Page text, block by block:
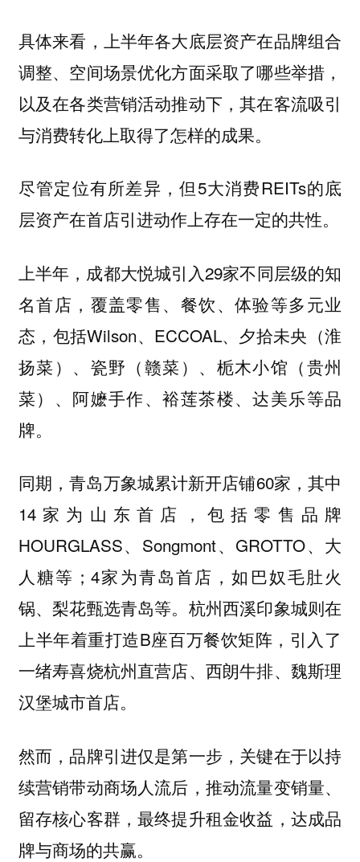
具体来看，上半年各大底层资产在品牌组合
调整、空间场景优化方面采取了哪些举措，
以及在各类营销活动推动下，其在客流吸引
与消费转化上取得了怎样的成果。
尽管定位有所差异，但5大消费REITs的底
层资产在首店引进动作上存在一定的共性。
上半年，成都大悦城引入29家不同层级的知
名首店，覆盖零售、餐饮、体验等多元业
态，包括Wilson、ECCOAL、夕拾未央（淮
扬菜）、瓷野（赣菜）、栀木小馆（贵州
菜）、阿嬷手作、裕莲茶楼、达美乐等品
牌。
同期，青岛万象城累计新开店铺60家，其中
14家为山东首店，包括零售品牌
HOURGLASS、Songmont、GROTTO、大
人糖等；4家为青岛首店，如巴奴毛肚火
锅、梨花甄选青岛等。杭州西溪印象城则在
上半年着重打造B座百万餐饮矩阵，引入了
一绪寿喜烧杭州直营店、西朗牛排、魏斯理
汉堡城市首店。
然而，品牌引进仅是第一步，关键在于以持
续营销带动商场人流后，推动流量变销量、
留存核心客群，最终提升租金收益，达成品
牌与商场的共赢。